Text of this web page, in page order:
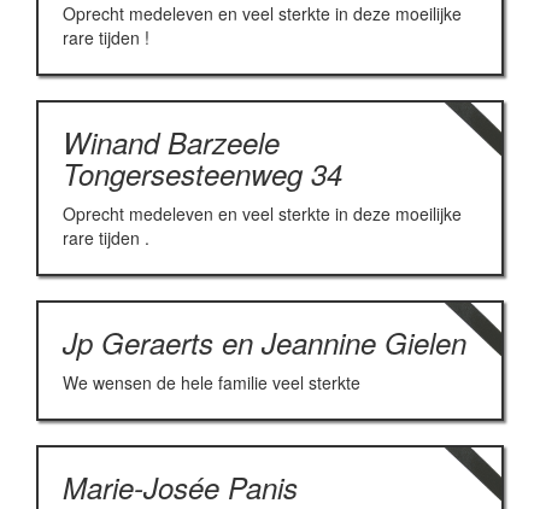
Oprecht medeleven en veel sterkte in deze moeilijke
rare tijden !
Winand Barzeele
Tongersesteenweg 34
Oprecht medeleven en veel sterkte in deze moeilijke
rare tijden .
Jp Geraerts en Jeannine Gielen
We wensen de hele familie veel sterkte
Marie-Josée Panis